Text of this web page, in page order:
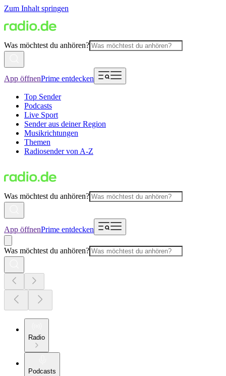
Zum Inhalt springen
Was möchtest du anhören?
App öffnenPrime entdecken
Top Sender
Podcasts
Live Sport
Sender aus deiner Region
Musikrichtungen
Themen
Radiosender von A-Z
Was möchtest du anhören?
App öffnenPrime entdecken
Was möchtest du anhören?
Radio
Podcasts